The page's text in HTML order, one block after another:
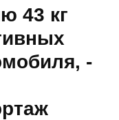
43 кг
-